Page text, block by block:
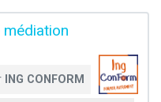
ING CONFORM